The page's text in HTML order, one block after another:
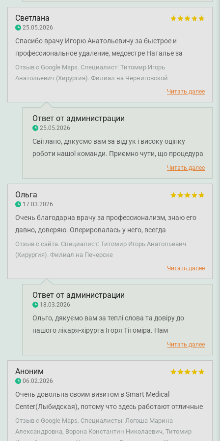
Пацієнти особливо цінують ситуації, коли лікар
говорить зрозумілою мовою, концентрується на
головному та допомагає побачити повну картину
без зайвої інформації. Бажаємо вам міцного
здоров'я!
Светлана
25.05.2026
Спасибо врачу Игорю Анатольевичу за быстрое и
профессиональное удаление, медсестре Наталье за
спокойную атмосферу и слаживание действий с врачом,
все прошло без болезненно и профессионально. Спасибо
рецепции за быстрое обслуживание и позитив. Команда
Смарт супер.
Отзыв с Google Maps. Специалист: Титомир Игорь
Анатольевич (Хирургия). Филиал на Черниговской
Читать далее
Ответ от администрации
25.05.2026
Світлано, дякуємо вам за відгук і високу оцінку
роботи нашої команди. Приємно чути, що процедура
у лікаря-хірурга Ігоря Тітоміра пройшла безболісно
та професійно, а підтримка медичної сестри
допомогла вам почуватися спокійно. Бажаємо вам
міцного здоров'я!
Читать далее
Ольга
17.03.2026
Очень благодарна врачу за профессионализм, знаю его
давно, доверяю. Оперировалась у него, всегда
внимательная и доброжелательная.
Отзыв с сайта. Специалист: Титомир Игорь Анатольевич
(Хирургия). Филиал на Печерске
Читать далее
Ответ от администрации
18.03.2026
Ольго, дякуємо вам за теплі слова та довіру до
нашого лікаря-хірурга Ігоря Тітоміра. Нам
надзвичайно приємно, що ви маєте тривалий досвід
спостереження та лікування у цього спеціаліста.
Читать далее
Аноним
06.02.2026
Очень довольна своим визитом в Smart Medical
Center(Лыбидская), потому что здесь работают отличные
и очень внимательные специалисты, начиная с девушек
администраторов и главное профессиональных
Отзыв с Google Maps. Специалисты: Логоша Марина
Александровна, Ворона Константин Николаевич, Титомир